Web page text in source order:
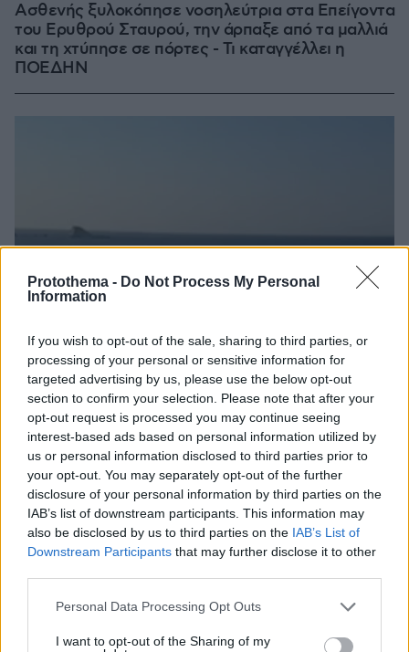
Protothema - Do Not Process My Personal
Information
If you wish to opt-out of the sale, sharing to third parties, or
processing of your personal or sensitive information for
targeted advertising by us, please use the below opt-out
section to confirm your selection. Please note that after your
opt-out request is processed you may continue seeing
interest-based ads based on personal information utilized by
us or personal information disclosed to third parties prior to
your opt-out. You may separately opt-out of the further
disclosure of your personal information by third parties on the
IAB’s list of downstream participants. This information may
also be disclosed by us to third parties on the IAB’s List of
Downstream Participants that may further disclose it to other
Please note that this website/app uses one or more Google
not limited to your visit or usage behaviour. You may click to
Personal Data Processing Opt Outs
I want to opt-out of the Sharing of my
Ασθενής ξυλοκόπησε νοσηλεύτρια στα Επείγοντα
του Ερυθρού Σταυρού, την άρπαξε από τα μαλλιά
και τη χτύπησε σε πόρτες - Τι καταγγέλλει η
ΠΟΕΔΗΝ
Loaded:
Ελικόπτερο «πάρκαρε» στο Σαρακήνικο για να
κάνουν μπάνιο οι επιβάτες του, δείτε βίντεο
09.08.2026, 11:17